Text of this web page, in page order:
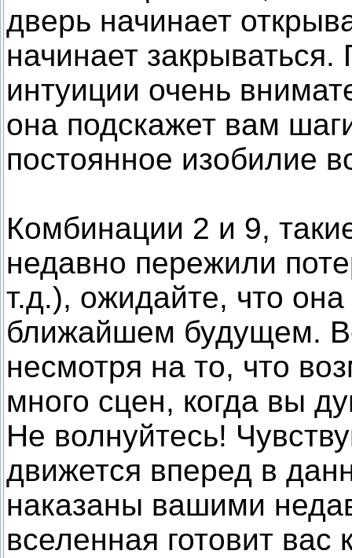
дверь начинает
начинает
интуиции очень
она подскажет вам
постоянное изобилие
Комбинации 2 и 9,
недавно пережили
т.д.), ожидайте, что
ближайшем будущем.
несмотря на то, что
много сцен, когда вы
Не волнуйтесь!
движется вперед в
наказаны вашими
вселенная готовит вас